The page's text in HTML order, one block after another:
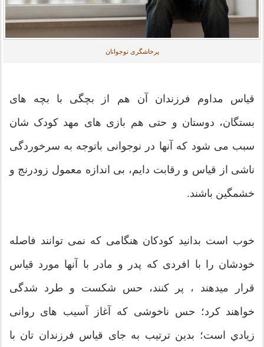
پرخاشگری نوجوانان
قیاس مداوم فرزندان آن هم از بچگی با بچه های
بستگان، دوستان و حتی هم بازی های مهد کودک شان
سبب می شود که آنها در نوجوانی باتوجه به سرخوردگی
ناشی از قیاس و رقابت دایم، بی اندازه معمول زودرنج و
خشمگین باشند.
خوب است بدانید کودکان هنگامی که نمی توانند فاصله
خودشان را با افردی که پدر و مادر با آنها مورد قیاس
قرار میدهند ، پر کنند، حس شکست و طرد شدگی
خواهند کرد؛ حس ناخوشی که آغاز آسیب های روانی
زيادي است؛ بدین ترتیب به جای قیاس فرزندان تان با